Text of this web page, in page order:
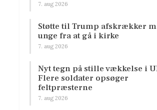
7. aug 2026
Støtte til Trump afskrækker
unge fra at gå i kirke
7. aug 2026
Nyt tegn på stille vækkelse i
Flere soldater opsøger
feltpræsterne
7. aug 2026